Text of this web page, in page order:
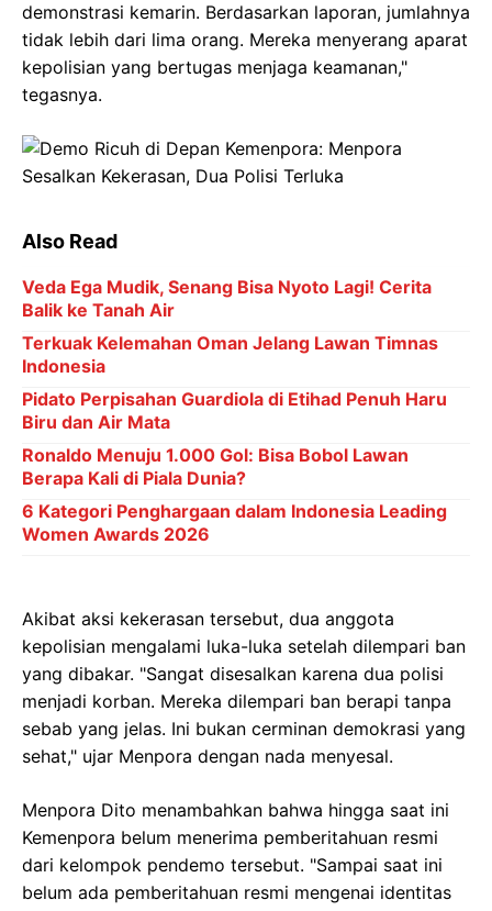
demonstrasi kemarin. Berdasarkan laporan, jumlahnya
tidak lebih dari lima orang. Mereka menyerang aparat
kepolisian yang bertugas menjaga keamanan,"
tegasnya.
Also Read
Veda Ega Mudik, Senang Bisa Nyoto Lagi! Cerita
Balik ke Tanah Air
Terkuak Kelemahan Oman Jelang Lawan Timnas
Indonesia
Pidato Perpisahan Guardiola di Etihad Penuh Haru
Biru dan Air Mata
Ronaldo Menuju 1.000 Gol: Bisa Bobol Lawan
Berapa Kali di Piala Dunia?
6 Kategori Penghargaan dalam Indonesia Leading
Women Awards 2026
Akibat aksi kekerasan tersebut, dua anggota
kepolisian mengalami luka-luka setelah dilempari ban
yang dibakar. "Sangat disesalkan karena dua polisi
menjadi korban. Mereka dilempari ban berapi tanpa
sebab yang jelas. Ini bukan cerminan demokrasi yang
sehat," ujar Menpora dengan nada menyesal.
Menpora Dito menambahkan bahwa hingga saat ini
Kemenpora belum menerima pemberitahuan resmi
dari kelompok pendemo tersebut. "Sampai saat ini
belum ada pemberitahuan resmi mengenai identitas